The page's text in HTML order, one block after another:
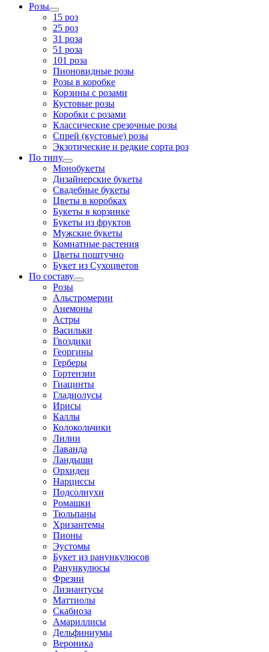
Розы
15 роз
25 роз
31 роза
51 роза
101 роза
Пионовидные розы
Розы в коробке
Корзины с розами
Кустовые розы
Коробки с розами
Классические срезочные розы
Спрей (кустовые) розы
Экзотические и редкие сорта роз
По типу
Монобукеты
Дизайнерские букеты
Свадебные букеты
Цветы в коробках
Букеты в корзинке
Букеты из фруктов
Мужские букеты
Комнатные растения
Цветы поштучно
Букет из Сухоцветов
По составу
Розы
Альстромерии
Анемоны
Астры
Васильки
Гвоздики
Георгины
Герберы
Гортензии
Гиацинты
Гладиолусы
Ирисы
Каллы
Колокольчики
Лилии
Лаванда
Ландыши
Орхидеи
Нарциссы
Подсолнухи
Ромашки
Тюльпаны
Хризантемы
Пионы
Эустомы
Букет из ранункулюсов
Ранункулюсы
Фрезии
Лизиантусы
Маттиолы
Скабиоза
Амариллисы
Дельфиниумы
Вероника